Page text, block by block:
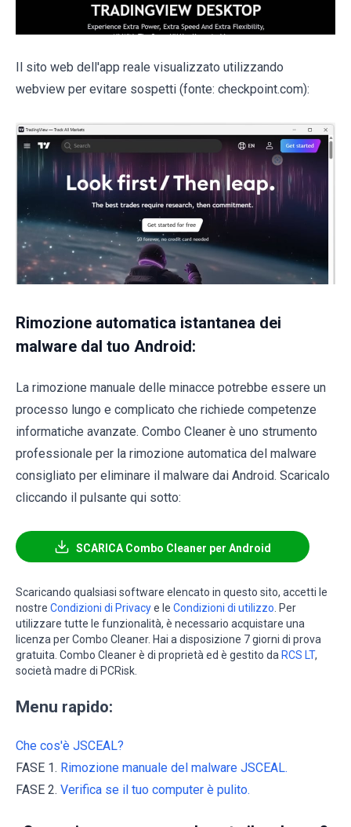
Il sito web dell'app reale visualizzato utilizzando
webview per evitare sospetti (fonte: checkpoint.com):
Rimozione automatica istantanea dei
malware dal tuo Android:
La rimozione manuale delle minacce potrebbe essere un
processo lungo e complicato che richiede competenze
informatiche avanzate. Combo Cleaner è uno strumento
professionale per la rimozione automatica del malware
consigliato per eliminare il malware dai Android. Scaricalo
cliccando il pulsante qui sotto:
SCARICA Combo Cleaner per Android
Scaricando qualsiasi software elencato in questo sito, accetti le
nostre Condizioni di Privacye le Condizioni di utilizzo . Per
utilizzare tutte le funzionalità, è necessario acquistare una
licenza per Combo Cleaner. Hai a disposizione 7 giorni di prova
gratuita. Combo Cleaner è di proprietà ed è gestito da RCS LT,
società madre di PCRisk.
Menu rapido:
Che cos'è JSCEAL?
FASE 1. Rimozione manuale del malware JSCEAL.
FASE 2. Verifica se il tuo computer è pulito.